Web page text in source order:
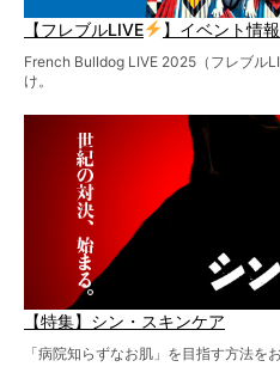
【フレブルLIVE 】イベント情
French Bulldog LIVE 2025（フレブル
け。
【特集】シン・スキンケア
「病院知らずなお肌」を目指す方法をお